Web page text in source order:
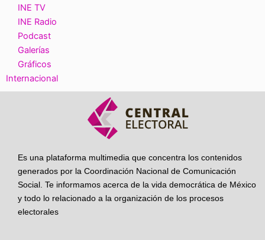
INE TV
INE Radio
Podcast
Galerías
Gráficos
Internacional
Es una plataforma multimedia que concentra los contenidos
generados por la Coordinación Nacional de Comunicación
Social. Te informamos acerca de la vida democrática de México
y todo lo relacionado a la organización de los procesos
electorales